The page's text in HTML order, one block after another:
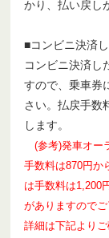
かり、払い戻し
■コンビニ決済
コンビニ決済し
すので、乗車券
さい。払戻手数
します。
(参考)発車オー
手数料は870円か
は手数料は1,200
がありますのでご
詳細は下記よりご